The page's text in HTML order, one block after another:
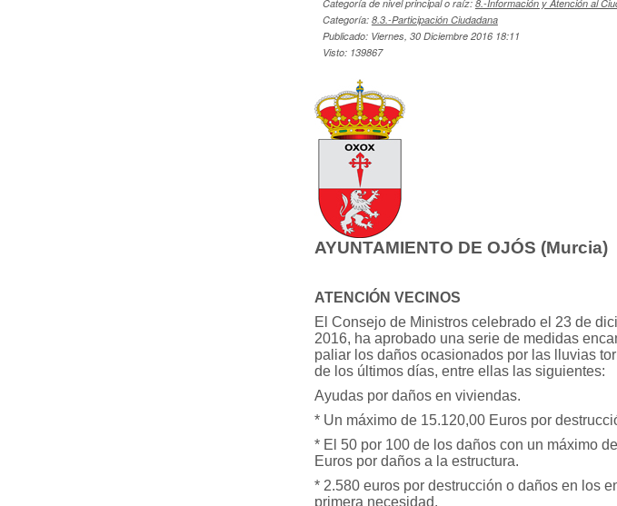
Categoría de nivel principal o raíz: 8.-Información y Atención al
Categoría: 8.3.-Participación Ciudadana
Publicado: Viernes, 30 Diciembre 2016 18:11
Visto: 139867
AYUNTAMIENTO DE OJÓS (Murcia)
ATENCIÓN VECINOS
El Consejo de Ministros celebrado el 23 de
2016, ha aprobado una serie de medidas
paliar los daños ocasionados por las lluvias
de los últimos días, entre ellas las siguientes:
Ayudas por daños en viviendas.
* Un máximo de 15.120,00 Euros por
* El 50 por 100 de los daños con un máximo
Euros por daños a la estructura.
* 2.580 euros por destrucción o daños en los
primera necesidad.